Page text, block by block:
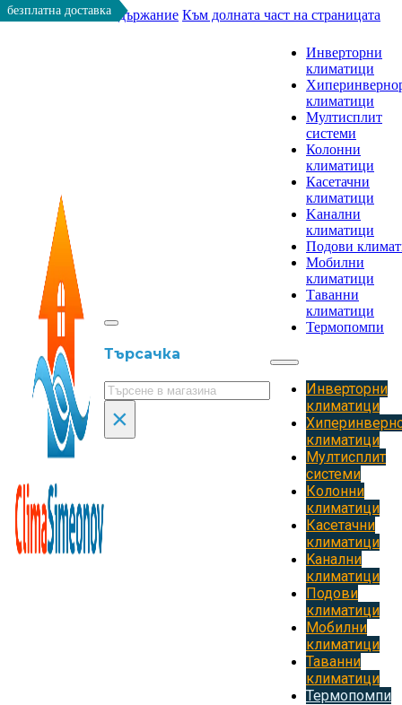
Към основното съдържание Към долната част на страницата
Търсачка
Търсене
×
Инверторни
климатици
климатици
Мултисплит
системи
Колонни
климатици
Касетачни
климатици
Kанални
климатици
Подови
Мобилни
климатици
Таванни
климатици
Термопомпи
Инверторни
климатици
климатици
Мултисплит
системи
Колонни
климатици
Касетачни
климатици
Kанални
климатици
Подови
климатици
Мобилни
климатици
Таванни
климатици
Термопомпи
безплатна доставка